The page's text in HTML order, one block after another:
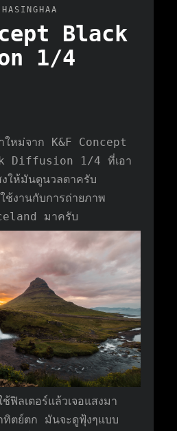
HASINGHAA
Black
1/4
ใหม่จาก K&F Concept
Diffusion 1/4 ที่เอา
งให้มันดูนวลตาครับ
ช้งานกับการถ่ายภาพ
มาครับ
ฟิลเตอร์แล้วเจอแสงมา
ทิตย์ตก มันจะดูฟุ้งๆแบบ